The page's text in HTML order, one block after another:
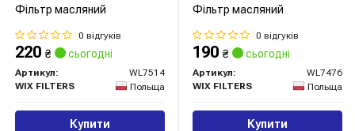
Фільтр масляний
0 відгуків
220 ₴ сьогодні
Артикул:
WL7514
WIX FILTERS
Польща
Купити
Фільтр масляний
0 відгуків
190 ₴ сьогодні
Артикул:
WL7476
WIX FILTERS
Польща
Купити